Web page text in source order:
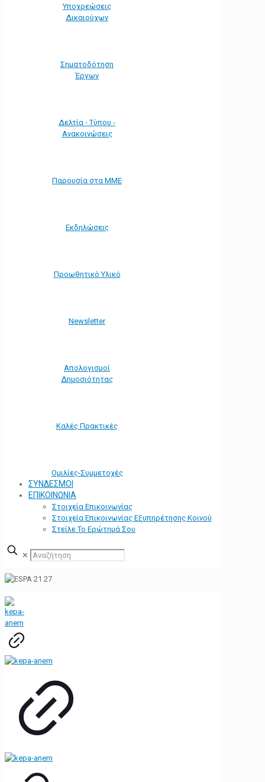
Υποχρεώσεις
Δικαιούχων
Σηματοδότηση
Έργων
Δελτία - Τύπου -
Ανακοινώσεις
Παρουσία στα ΜΜΕ
Εκδηλώσεις
Προωθητικό Υλικό
Νewsletter
Απολογισμοί
Δημοσιότητας
Καλές Πρακτικές
Ομιλίες-Συμμετοχές
ΣΥΝΔΕΣΜΟΙ
ΕΠΙΚΟΙΝΩΝΙΑ
Στοιχεία Επικοινωνίας
Στοιχεία Επικοινωνίας Εξυπηρέτησης Κοινού
Στείλε Το Ερώτημά Σου
✕